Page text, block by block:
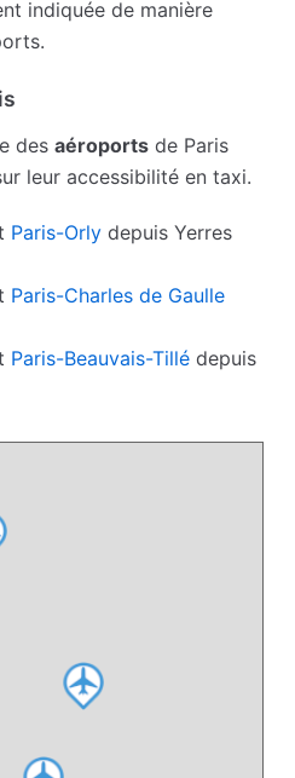
indiquée de manière
desaéroports de Paris
leur accessibilité en taxi.
Paris-Orly depuis Yerres
Paris-Charles de Gaulle
Paris-Beauvais-Tillé depuis